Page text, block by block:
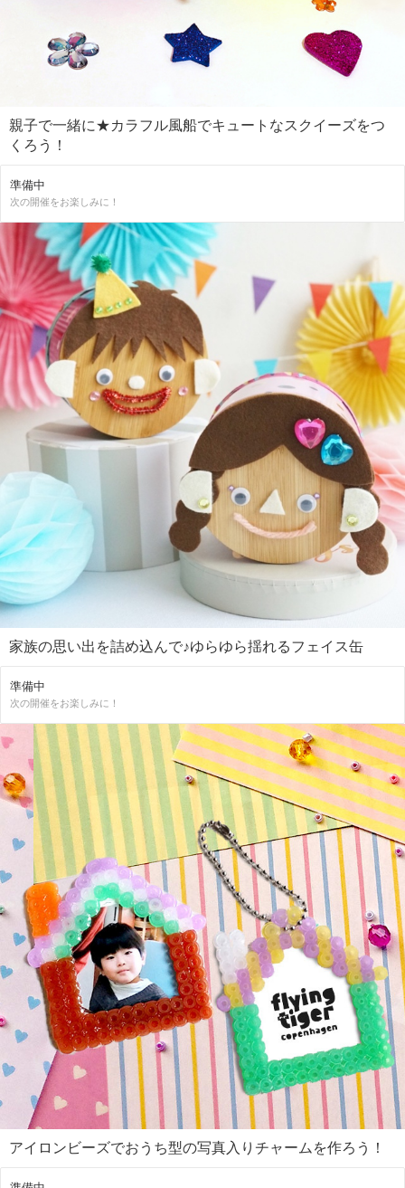
親子で一緒に★カラフル風船でキュートなスクイーズをつ
くろう！
準備中
次の開催をお楽しみに！
家族の思い出を詰め込んで♪ゆらゆら揺れるフェイス缶
準備中
次の開催をお楽しみに！
アイロンビーズでおうち型の写真入りチャームを作ろう！